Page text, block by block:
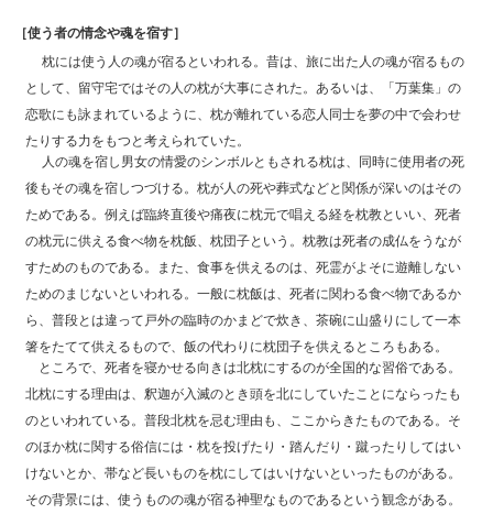
［使う者の情念や魂を宿す］
枕には使う人の魂が宿るといわれる。昔は、旅に出た人の魂が宿るもの
として、留守宅ではその人の枕が大事にされた。あるいは、「万葉集」の
恋歌にも詠まれているように、枕が離れている恋人同士を夢の中で会わせ
たりする力をもつと考えられていた。
人の魂を宿し男女の情愛のシンボルともされる枕は、同時に使用者の死
後もその魂を宿しつづける。枕が人の死や葬式などと関係が深いのはその
ためである。例えば臨終直後や痛夜に枕元で唱える経を枕教といい、死者
の枕元に供える食べ物を枕飯、枕団子という。枕教は死者の成仏をうなが
すためのものである。また、食事を供えるのは、死霊がよそに遊離しない
ためのまじないといわれる。一般に枕飯は、死者に関わる食べ物であるか
ら、普段とは違って戸外の臨時のかまどで炊き、茶碗に山盛りにして一本
箸をたてて供えるもので、飯の代わりに枕団子を供えるところもある。
ところで、死者を寝かせる向きは北枕にするのが全国的な習俗である。
北枕にする理由は、釈迦が入滅のとき頭を北にしていたことにならったも
のといわれている。普段北枕を忌む理由も、ここからきたものである。そ
のほか枕に関する俗信には・枕を投げたり・踏んだり・蹴ったりしてはい
けないとか、帯など長いものを枕にしてはいけないといったものがある。
その背景には、使うものの魂が宿る神聖なものであるという観念がある。